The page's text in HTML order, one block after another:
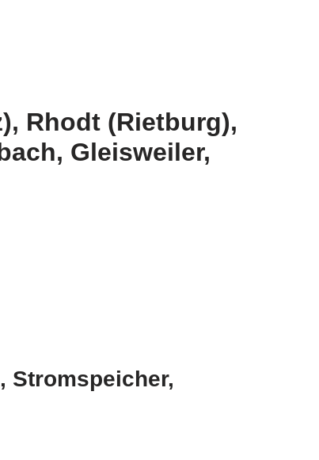
Rhodt (Rietburg),
Gleisweiler,
Stromspeicher,